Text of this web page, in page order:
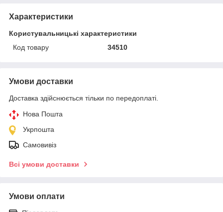
Характеристики
Користувальницькі характеристики
Код товару
34510
Умови доставки
Доставка здійснюється тільки по передоплаті.
Нова Пошта
Укрпошта
Самовивіз
Всі умови доставки
Умови оплати